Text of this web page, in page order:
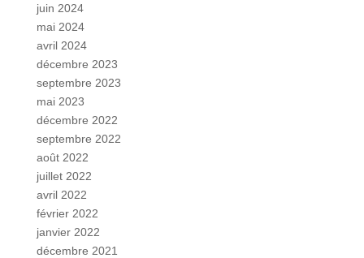
juin 2024
mai 2024
avril 2024
décembre 2023
septembre 2023
mai 2023
décembre 2022
septembre 2022
août 2022
juillet 2022
avril 2022
février 2022
janvier 2022
décembre 2021